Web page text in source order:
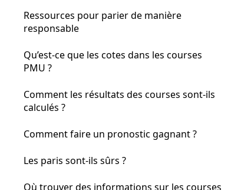
Ressources pour parier de manière
responsable
Qu’est-ce que les cotes dans les courses
PMU ?
Comment les résultats des courses sont-ils
calculés ?
Comment faire un pronostic gagnant ?
Les paris sont-ils sûrs ?
Où trouver des informations sur les courses